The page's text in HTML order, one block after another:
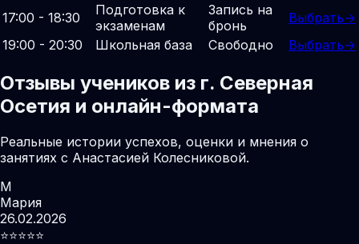
17:00 - 18:30
Подготовка к
экзаменам
Запись на
бронь
Выбрать→
19:00 - 20:30
Школьная база Свободно Выбрать→
Отзывы учеников из г. Северная
Осетия и онлайн-формата
Реальные истории успехов, оценки и мнения о
занятиях с Анастасией Колесниковой.
М
Мария
26.02.2026
⭐️⭐️⭐️⭐️⭐️